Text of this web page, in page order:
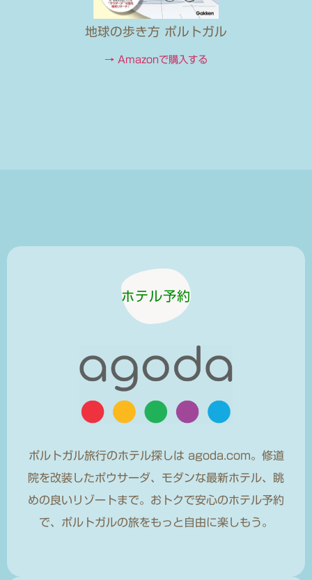
地球の歩き方 ポルトガル
→ Amazonで購入する
ホテル予約
ポルトガル旅行のホテル探しは agoda.com。修道
院を改装したポウサーダ、モダンな最新ホテル、眺
めの良いリゾートまで。おトクで安心のホテル予約
で、ポルトガルの旅をもっと自由に楽しもう。